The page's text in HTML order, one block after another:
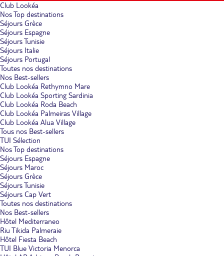
Club Lookéa
Nos Top destinations
Séjours Grèce
Séjours Espagne
Séjours Tunisie
Séjours Italie
Séjours Portugal
Toutes nos destinations
Nos Best-sellers
Club Lookéa Rethymno Mare
Club Lookéa Sporting Sardinia
Club Lookéa Roda Beach
Club Lookéa Palmeiras Village
Club Lookéa Alua Village
Tous nos Best-sellers
TUI Sélection
Nos Top destinations
Séjours Espagne
Séjours Maroc
Séjours Grèce
Séjours Tunisie
Séjours Cap Vert
Toutes nos destinations
Nos Best-sellers
Hôtel Mediterraneo
Riu Tikida Palmeraie
Hôtel Fiesta Beach
TUI Blue Victoria Menorca